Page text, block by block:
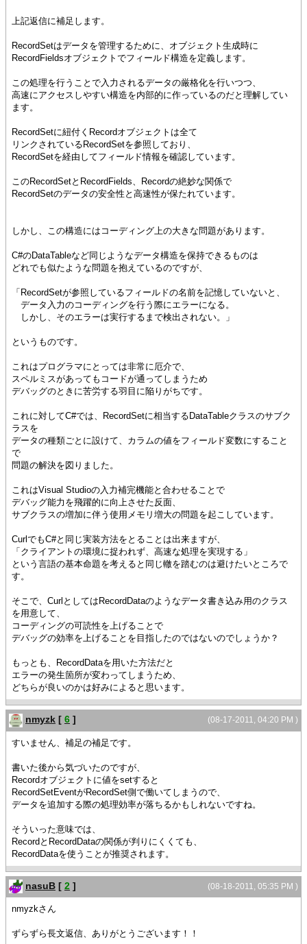
上記返信に補足します。
RecordSetはデータを管理するために、オブジェクト生成時に
RecordFieldsオブジェクトでフィールド構造を定義します。
この処理を行うことで入力されるデータの厳格化を行いつつ、
高速にアクセスしやすい構造を内部的に作っているのだと理解してい
ます。
RecordSetに紐付くRecordオブジェクトは全て
リンクされているRecordSetを参照しており、
RecordSetを経由してフィールド情報を確認しています。
このRecordSetとRecordFields、Recordの絶妙な関係で
RecordSetのデータの安全性と高速性が保たれています。
しかし、この構造にはコーディング上の大きな問題があります。
C#のDataTableなど同じようなデータ構造を保持できるものは
どれでも似たような問題を抱えているのですが、
「RecordSetが参照しているフィールドの名前を記憶していないと、
データ入力のコーディングを行う際にエラーになる。
しかし、そのエラーは実行するまで検出されない。」
というものです。
これはプログラマにとっては非常に厄介で、
スペルミスがあってもコードが通ってしまうため
デバッグのときに苦労する羽目に陥りがちです。
これに対してC#では、RecordSetに相当するDataTableクラスのサブク
ラスを
データの種類ごとに設けて、カラムの値をフィールド変数にすること
で
問題の解決を図りました。
これはVisual Studioの入力補完機能と合わせることで
デバッグ能力を飛躍的に向上させた反面、
サブクラスの増加に伴う使用メモリ増大の問題を起こしています。
CurlでもC#と同じ実装方法をとることは出来ますが、
「クライアントの環境に捉われず、高速な処理を実現する」
という言語の基本命題を考えると同じ轍を踏むのは避けたいところで
す。
そこで、CurlとしてはRecordDataのようなデータ書き込み用のクラス
を用意して、
コーディングの可読性を上げることで
デバッグの効率を上げることを目指したのではないのでしょうか？
もっとも、RecordDataを用いた方法だと
エラーの発生箇所が変わってしまうため、
どちらが良いのかは好みによると思います。
(08-17-2011, 04:20 PM )
nmyzk [ 6 ]
すいません、補足の補足です。
書いた後から気づいたのですが、
Recordオブジェクトに値をsetすると
RecordSetEventがRecordSet側で働いてしまうので、
データを追加する際の処理効率が落ちるかもしれないですね。
そういった意味では、
RecordとRecordDataの関係が判りにくくても、
RecordDataを使うことが推奨されます。
(08-18-2011, 05:35 PM )
nasuB [ 2 ]
nmyzkさん
ずらずら長文返信、ありがとうございます！！